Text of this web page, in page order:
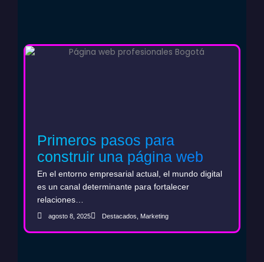
Primeros pasos para
construir una página web
B2B que fortalezca el ciclo
de ventas
En el entorno empresarial actual, el mundo digital
es un canal determinante para fortalecer
relaciones…
agosto 8, 2025 Destacados Marketing